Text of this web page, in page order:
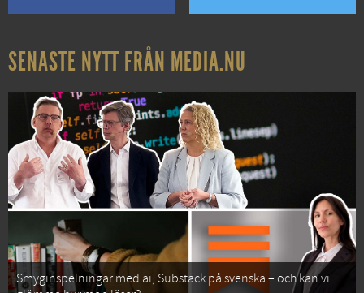
SENASTE NYTT FRÅN MEDIA.NU
Smyginspelningar med ai, Substack på svenska – och kan vi